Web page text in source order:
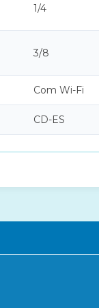
1/4
3/8
Com Wi-Fi
CD-ES